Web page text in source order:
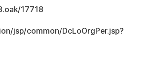
17718
jsp/common/DcLoOrgPer.jsp?